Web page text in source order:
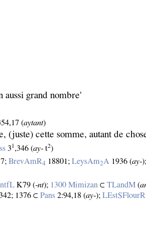
aussi grand nombre'
(aytant)
(juste) cette somme, autant de
31 ,346 (ay‑ t2)
BrevAmR4 18801;LeysAm2A 1936 (ay‑
K79 (‑nt); 1300 Mimizan ⊂TLandM (
1376 ⊂Pans 2:94,18 (ay‑);LEstSFlourR